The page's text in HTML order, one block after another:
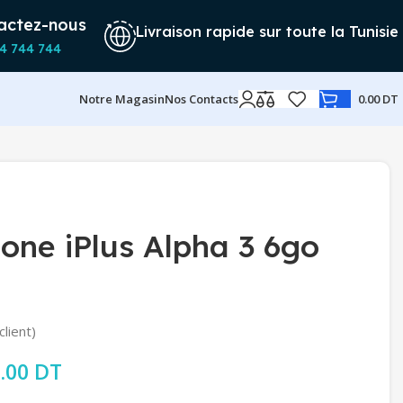
nous
744 744
Livraison rapide sur toute la Tunisie
Notre MagasinNos Contacts 0.00DT
iPlus Alpha 3 6go
initial était : 699.00 DT.
DT